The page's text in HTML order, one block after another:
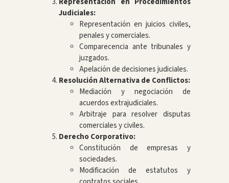
Judiciales:
Representación en juicios civiles,
penales y comerciales.
Comparecencia ante tribunales y
juzgados.
Apelación de decisiones judiciales.
Resolución Alternativa de Conflictos:
Mediación y negociación de
acuerdos extrajudiciales.
Arbitraje para resolver disputas
comerciales y civiles.
Derecho Corporativo:
Constitución de empresas y
sociedades.
Modificación de estatutos y